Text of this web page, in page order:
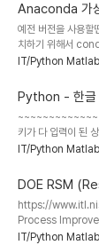
Anaconda 가
예전 버전을 사용
치하기 위해서
니콘다)가 설치되어
에서 가상환경의
찾는게 본인 계정
런데 새 버전을 사
예전처럼 아나콘다
IT/Python Matlab
Python - 한글
키가 다 입력이 된
글 데이터의 변환
하는 것이 아니라,
를 바로 조합된
력기에 사용하려면
스를 작성해야 한다.
화과정을 스크린에
IT/Python Matlab
DOE RSM
https://
Process
assisted RSM
IT/Python Matlab